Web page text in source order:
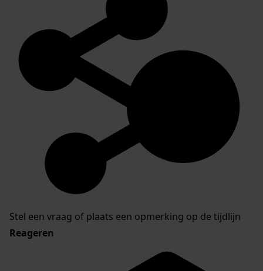
Stel een vraag of plaats een opmerking op de tijdlijn
Reageren